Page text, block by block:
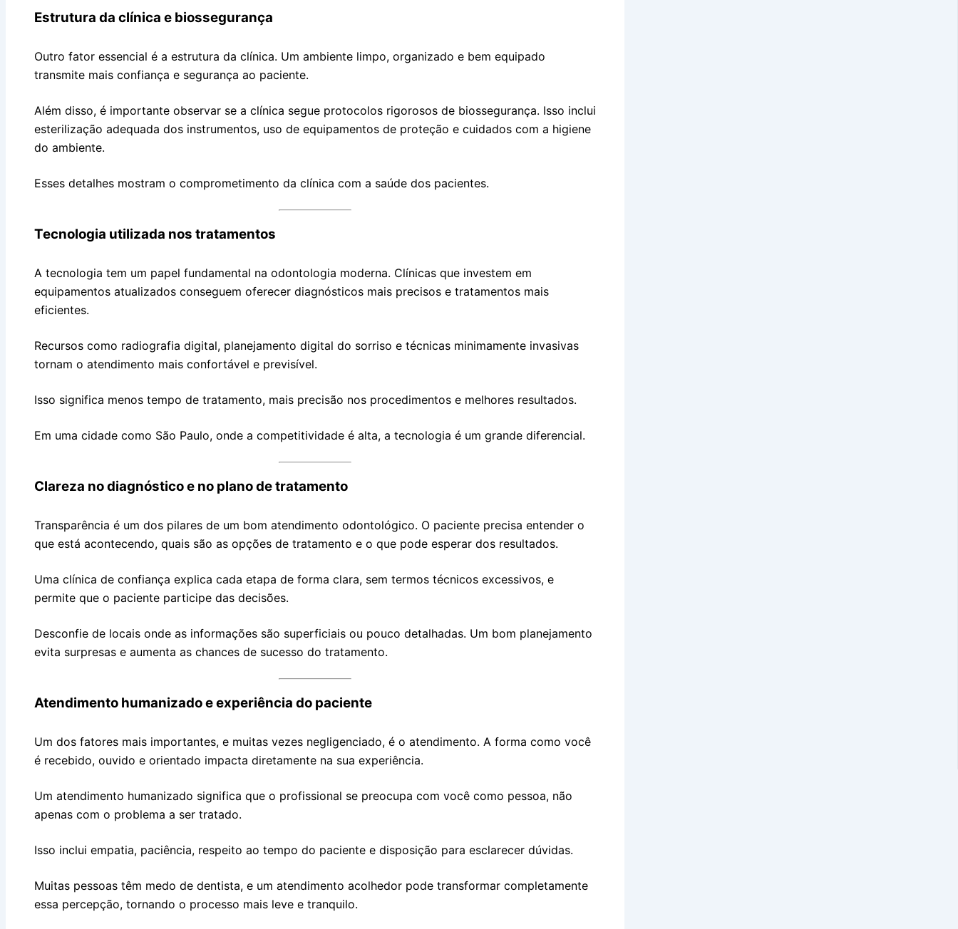
Estrutura da clínica e biossegurança
Outro fator essencial é a estrutura da clínica. Um ambiente limpo, organizado e bem equipado
transmite mais confiança e segurança ao paciente.
Além disso, é importante observar se a clínica segue protocolos rigorosos de biossegurança. Isso inclui
esterilização adequada dos instrumentos, uso de equipamentos de proteção e cuidados com a higiene
do ambiente.
Esses detalhes mostram o comprometimento da clínica com a saúde dos pacientes.
Tecnologia utilizada nos tratamentos
A tecnologia tem um papel fundamental na odontologia moderna. Clínicas que investem em
equipamentos atualizados conseguem oferecer diagnósticos mais precisos e tratamentos mais
eficientes.
Recursos como radiografia digital, planejamento digital do sorriso e técnicas minimamente invasivas
tornam o atendimento mais confortável e previsível.
Isso significa menos tempo de tratamento, mais precisão nos procedimentos e melhores resultados.
Em uma cidade como São Paulo, onde a competitividade é alta, a tecnologia é um grande diferencial.
Clareza no diagnóstico e no plano de tratamento
Transparência é um dos pilares de um bom atendimento odontológico. O paciente precisa entender o
que está acontecendo, quais são as opções de tratamento e o que pode esperar dos resultados.
Uma clínica de confiança explica cada etapa de forma clara, sem termos técnicos excessivos, e
permite que o paciente participe das decisões.
Desconfie de locais onde as informações são superficiais ou pouco detalhadas. Um bom planejamento
evita surpresas e aumenta as chances de sucesso do tratamento.
Atendimento humanizado e experiência do paciente
Um dos fatores mais importantes, e muitas vezes negligenciado, é o atendimento. A forma como você
é recebido, ouvido e orientado impacta diretamente na sua experiência.
Um atendimento humanizado significa que o profissional se preocupa com você como pessoa, não
apenas com o problema a ser tratado.
Isso inclui empatia, paciência, respeito ao tempo do paciente e disposição para esclarecer dúvidas.
Muitas pessoas têm medo de dentista, e um atendimento acolhedor pode transformar completamente
essa percepção, tornando o processo mais leve e tranquilo.